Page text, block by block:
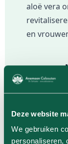
Deze website
We gebruiken
personaliseren,
aloë vera
en
EAN